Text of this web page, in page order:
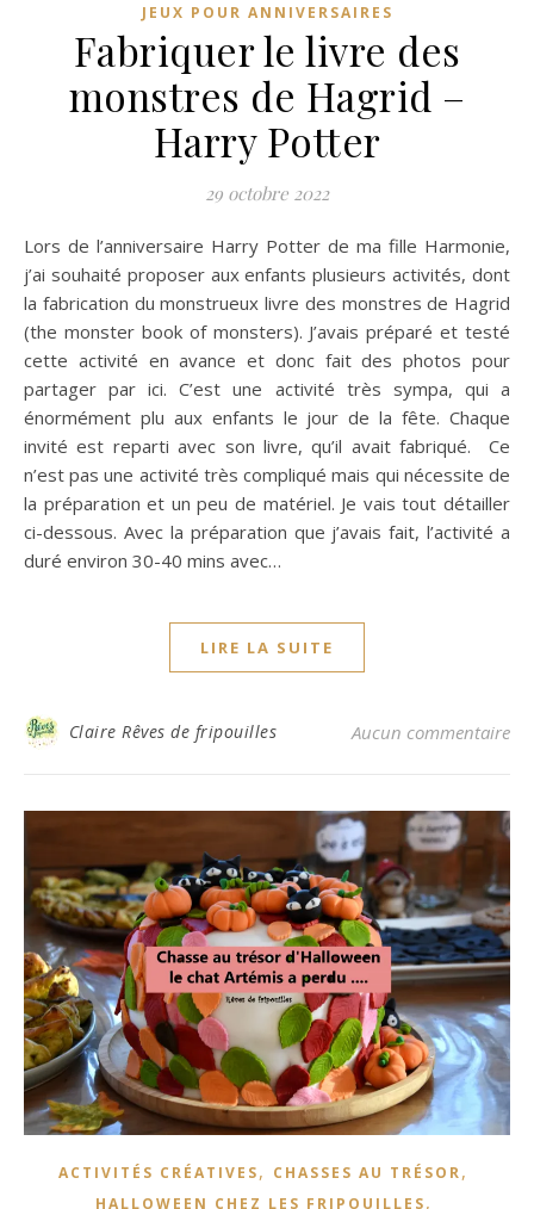
JEUX POUR ANNIVERSAIRES
Fabriquer le livre des
monstres de Hagrid –
Harry Potter
29 octobre 2022
Lors de l’anniversaire Harry Potter de ma fille Harmonie,
j’ai souhaité proposer aux enfants plusieurs activités, dont
la fabrication du monstrueux livre des monstres de Hagrid
(the monster book of monsters). J’avais préparé et testé
cette activité en avance et donc fait des photos pour
partager par ici. C’est une activité très sympa, qui a
énormément plu aux enfants le jour de la fête. Chaque
invité est reparti avec son livre, qu’il avait fabriqué. Ce
n’est pas une activité très compliqué mais qui nécessite de
la préparation et un peu de matériel. Je vais tout détailler
ci-dessous. Avec la préparation que j’avais fait, l’activité a
duré environ 30-40 mins avec…
LIRE LA SUITE
Claire Rêves de fripouilles Aucun commentaire
ACTIVITÉS CRÉATIVES, CHASSES AU TRÉSOR,
HALLOWEEN CHEZ LES FRIPOUILLES,